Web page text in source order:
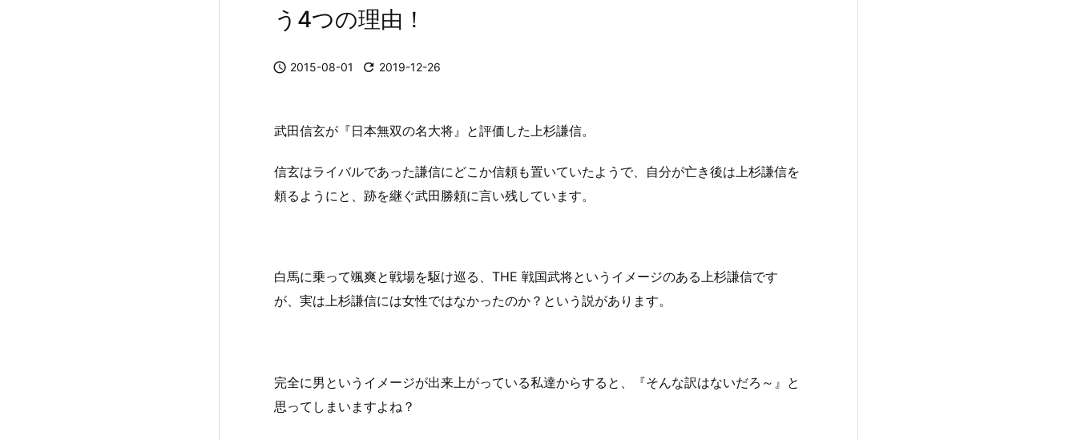
う4つの理由！
 2015-08-01  2019-12-26
武田信玄が『日本無双の名大将』と評価した上杉謙信。
信玄はライバルであった謙信にどこか信頼も置いていたようで、自分が亡き後は上杉謙信を
頼るようにと、跡を継ぐ武田勝頼に言い残しています。
白馬に乗って颯爽と戦場を駆け巡る、THE 戦国武将というイメージのある上杉謙信です
が、実は上杉謙信には女性ではなかったのか？という説があります。
完全に男というイメージが出来上がっている私達からすると、『そんな訳はないだろ～』と
思ってしまいますよね？